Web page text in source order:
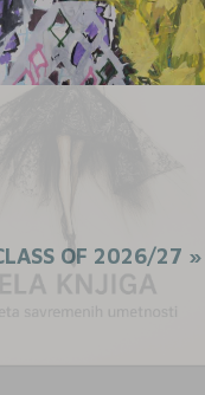
OF 2026/27 »